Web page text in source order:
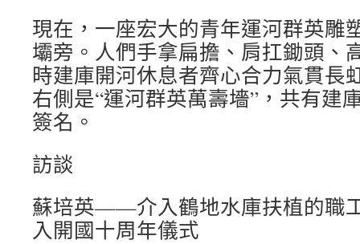
現在，一座宏大的青年運河群英雕
壩旁。人們手拿扁擔、肩扛鋤頭、
時建庫開河休息者齊心合力氣貫長
右側是“運河群英萬壽墻”，共有建
簽名。
訪談
蘇培英——介入鶴地水庫扶植的職
入開國十周年儀式